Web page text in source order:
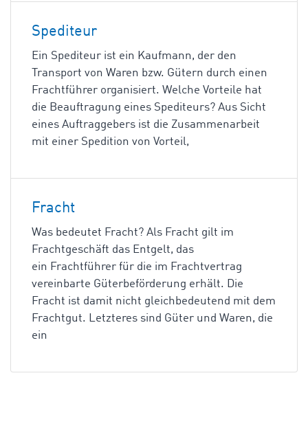
Spediteur
Ein Spediteur ist ein Kaufmann, der den
Transport von Waren bzw. Gütern durch einen
Frachtführer organisiert. Welche Vorteile hat
die Beauftragung eines Spediteurs? Aus Sicht
eines Auftraggebers ist die Zusammenarbeit
mit einer Spedition von Vorteil,
Fracht
Was bedeutet Fracht? Als Fracht gilt im
Frachtgeschäft das Entgelt, das
ein Frachtführer für die im Frachtvertrag
vereinbarte Güterbeförderung erhält. Die
Fracht ist damit nicht gleichbedeutend mit dem
Frachtgut. Letzteres sind Güter und Waren, die
ein